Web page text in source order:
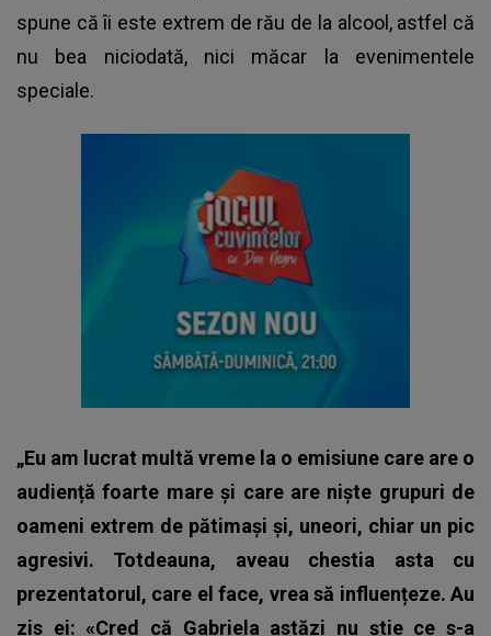
spune că îi este extrem de rău de la alcool, astfel că
nu bea niciodată, nici măcar la evenimentele
speciale.
„Eu am lucrat multă vreme la o emisiune care are o
audiență foarte mare și care are niște grupuri de
oameni extrem de pătimași și, uneori, chiar un pic
agresivi. Totdeauna, aveau chestia asta cu
prezentatorul, care el face, vrea să influențeze. Au
zis ei: «Cred că Gabriela astăzi nu știe ce s-a